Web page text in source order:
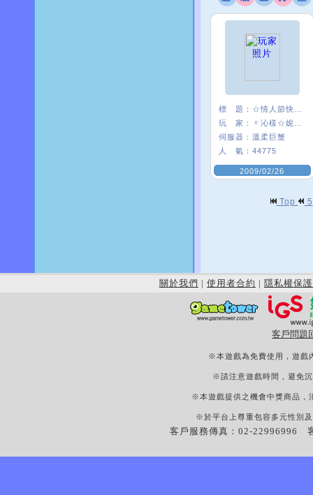
標 題：
玩 家：
伺服器： 溫柔巨蟹
人 氣： 44775
2009/02/26
Top 5
關於我們 | 使用者合約 | 隱私權保護
客戶問題
※本遊戲為免費使用，遊戲
※請注意遊戲時間，避免
※本遊戲提供之機會中獎商品，
※於平台上尊重包容多元性別
客戶服務傳真：02-22996996